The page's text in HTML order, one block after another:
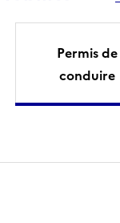
Permis de
conduire